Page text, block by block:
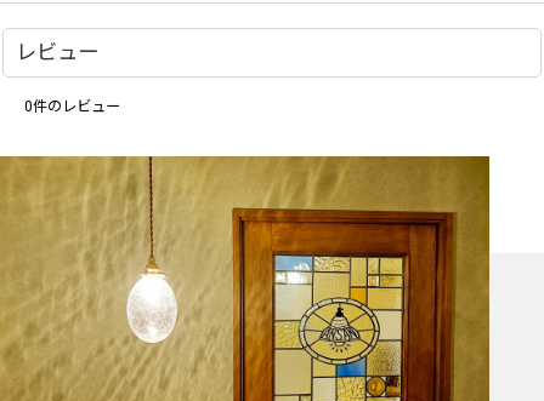
レビュー
0件のレビュー